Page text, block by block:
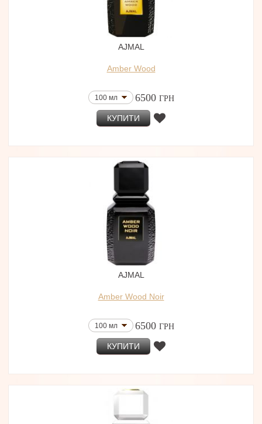
AJMAL
Amber Wood
100 мл 6500 ГРН
КУПИТИ
AJMAL
Amber Wood Noir
100 мл 6500 ГРН
КУПИТИ